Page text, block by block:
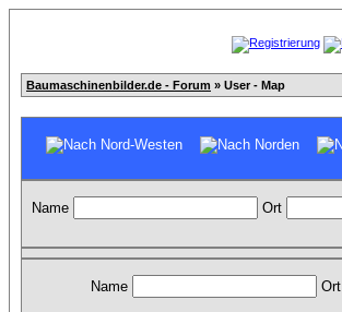
Baumaschinenbilder.de - Forum » User - Map
Name Ort
Name Ort